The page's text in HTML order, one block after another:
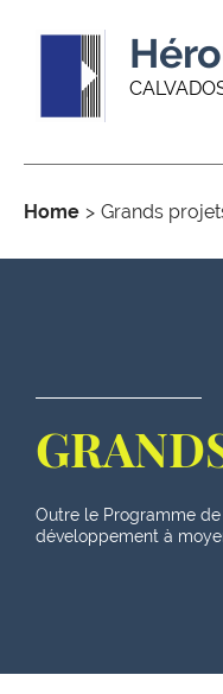
Home Grands
Outre le Programme de
développement à